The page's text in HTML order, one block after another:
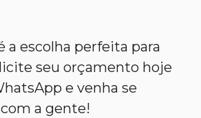
a escolha perfeita para
seu orçamento hoje
e venha se
a gente!